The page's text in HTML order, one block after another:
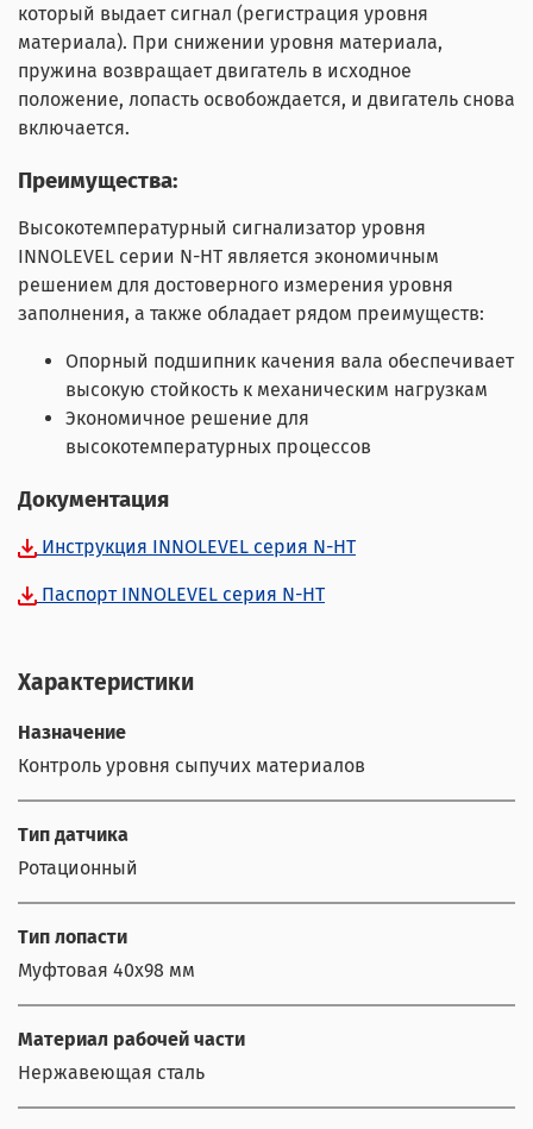
который выдает сигнал (регистрация уровня
материала). При снижении уровня материала,
пружина возвращает двигатель в исходное
положение, лопасть освобождается, и двигатель снова
включается.
Преимущества:
Высокотемпературный сигнализатор уровня
INNOLEVEL серии N-HT является экономичным
решением для достоверного измерения уровня
заполнения, а также обладает рядом преимуществ:
Опорный подшипник качения вала обеспечивает
высокую стойкость к механическим нагрузкам
Экономичное решение для
высокотемпературных процессов
Документация
Инструкция INNOLEVEL серия N-HT
Паспорт INNOLEVEL серия N-HT
Характеристики
Назначение
Контроль уровня сыпучих материалов
Тип датчика
Ротационный
Тип лопасти
Муфтовая 40x98 мм
Материал рабочей части
Нержавеющая сталь